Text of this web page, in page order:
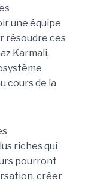
une équipe
résoudre ces
Karmali,
cours de la
riches qui
pourront
créer